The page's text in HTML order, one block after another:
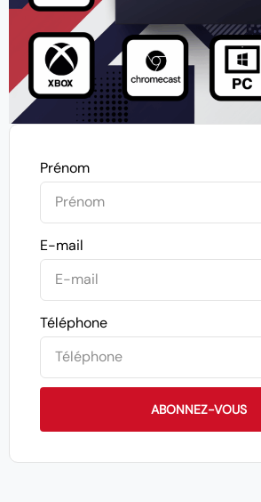
Prénom
E-mail
Téléphone
ABONNEZ-VOUS